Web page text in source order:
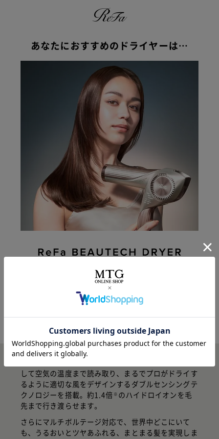
あなたにおすすめのドライヤーは…
リファビューテック ドライヤー BX W
ReFaの風を世界で。
プロの技を緻密に再現するから、
うるおう、まとまる実感を、一瞬で叶える。
して空気の温度まで読み取り、まるでプロがドライす
るように適切な風をデザインするダブルセンシングテ
クノロジーを搭載。約1.4倍 ※ のハイドロイオンを毛
先まで行き渡らせます。
さらにマルチボルテージ対応で、世界中どこにいて
も、うるおいとツヤあふれる、まとまる髪を実現しま